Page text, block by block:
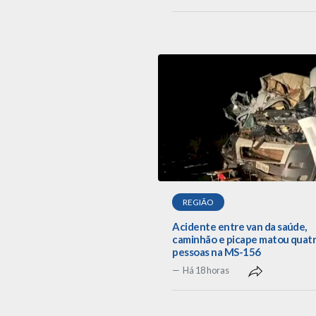
REGIÃO
Acidente entre van da saúde,
caminhão e picape matou
pessoas na MS-156
Há 18 horas